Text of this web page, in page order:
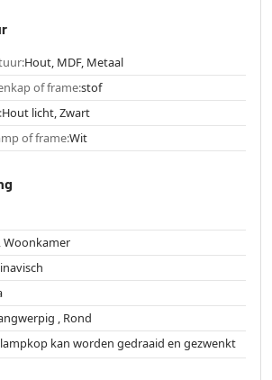
Hout, MDF, Metaal
of frame:stof
Hout licht, Zwart
of frame:Wit
Woonkamer
, Rond
kan worden gedraaid en gezwenkt